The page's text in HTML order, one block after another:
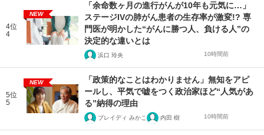
4位
4
NEW
「余命数ヶ月の進行がんが10年も元気に…」
ステージIVの肺がん患者の生存率が激変!? 専
門医が明かした“がんに勝つ人、負ける人”の
決定的な違いとは
浜口 玲央 10時間前
5位
5
NEW
「政策的なことはわかりません」無知をアピ
ールし、平気で嘘をつく政治家ほど“人気があ
る”納得の理由
ブレイディ みかこ 内田 樹 10時間前